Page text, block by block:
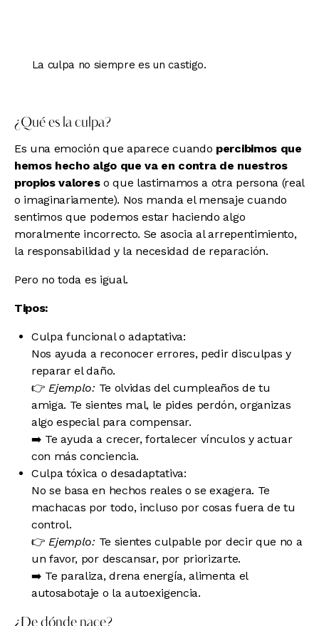
La culpa no siempre es un castigo.
¿Qué es la culpa?
Es una emoción que aparece cuando percibimos que
hemos hecho algo que va en contra de nuestros
propios valoreso que lastimamos a otra persona (real
o imaginariamente). Nos manda el mensaje cuando
sentimos que podemos estar haciendo algo
moralmente incorrecto. Se asocia al arrepentimiento,
la responsabilidad y la necesidad de reparación.
Pero no toda es igual.
Tipos:
Culpa funcional o adaptativa:
Nos ayuda a reconocer errores, pedir disculpas y
reparar el daño.
👉Ejemplo: Te olvidas del cumpleaños de tu
amiga. Te sientes mal, le pides perdón, organizas
algo especial para compensar.
➡️ Te ayuda a crecer, fortalecer vínculos y actuar
con más conciencia.
Culpa tóxica o desadaptativa:
No se basa en hechos reales o se exagera. Te
machacas por todo, incluso por cosas fuera de tu
control.
👉Ejemplo: Te sientes culpable por decir que no a
un favor, por descansar, por priorizarte.
➡️ Te paraliza, drena energía, alimenta el
autosabotaje o la autoexigencia.